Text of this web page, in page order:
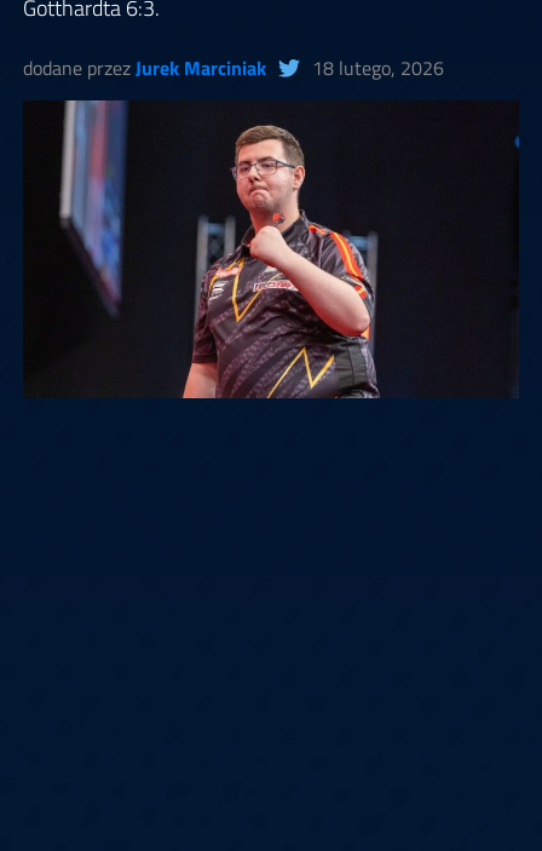
Gotthardta 6:3.
dodane przezJurek Marciniak 18 lutego, 2026